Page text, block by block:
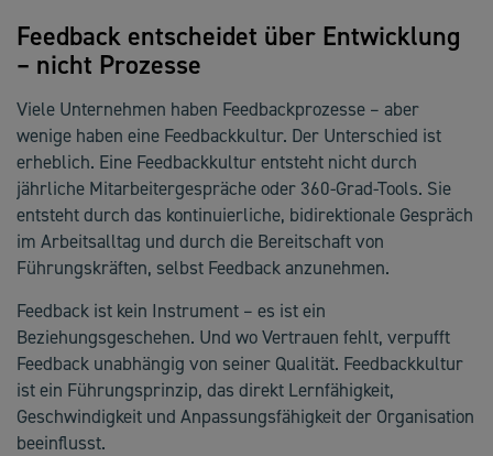
Feedback entscheidet über Entwicklung
– nicht Prozesse
Viele Unternehmen haben Feedbackprozesse – aber
wenige haben eine Feedbackkultur. Der Unterschied ist
erheblich. Eine Feedbackkultur entsteht nicht durch
jährliche Mitarbeitergespräche oder 360-Grad-Tools. Sie
entsteht durch das kontinuierliche, bidirektionale Gespräch
im Arbeitsalltag und durch die Bereitschaft von
Führungskräften, selbst Feedback anzunehmen.
Feedback ist kein Instrument – es ist ein
Beziehungsgeschehen. Und wo Vertrauen fehlt, verpufft
Feedback unabhängig von seiner Qualität. Feedbackkultur
ist ein Führungsprinzip, das direkt Lernfähigkeit,
Geschwindigkeit und Anpassungsfähigkeit der Organisation
beeinflusst.